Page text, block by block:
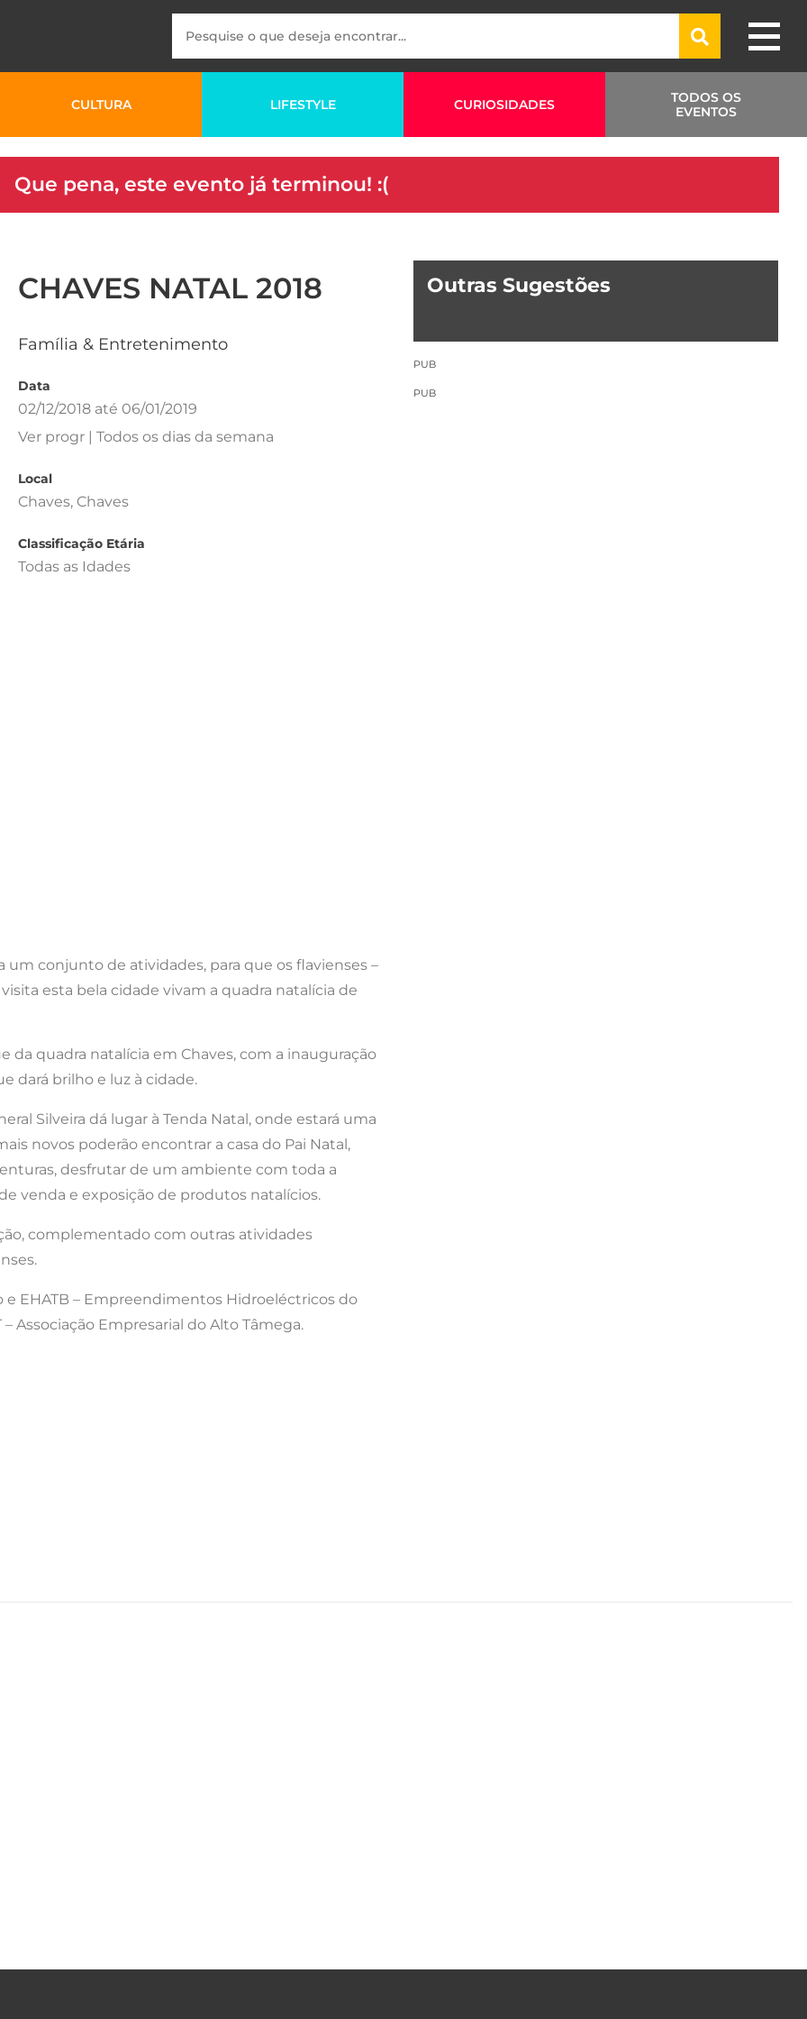
CULTURA LIFESTYLE CURIOSIDADES
TODOS OS
EVENTOS
Que pena, este evento já terminou! :(
CHAVES NATAL 2018
Família & Entretenimento
Data
02/12/2018 até 06/01/2019
Ver progr | Todos os dias da semana
Local
Chaves, Chaves
Classificação Etária
Todas as Idades
um conjunto de atividades, para que os flavienses –
esta bela cidade vivam a quadra natalícia de
da quadra natalícia em Chaves, com a inauguração
dará brilho e luz à cidade.
Silveira dá lugar à Tenda Natal, onde estará uma
novos poderão encontrar a casa do Pai Natal,
desfrutar de um ambiente com toda a
venda e exposição de produtos natalícios.
complementado com outras atividades
EHATB – Empreendimentos Hidroeléctricos do
Associação Empresarial do Alto Tâmega.
Outras Sugestões
PUB
PUB